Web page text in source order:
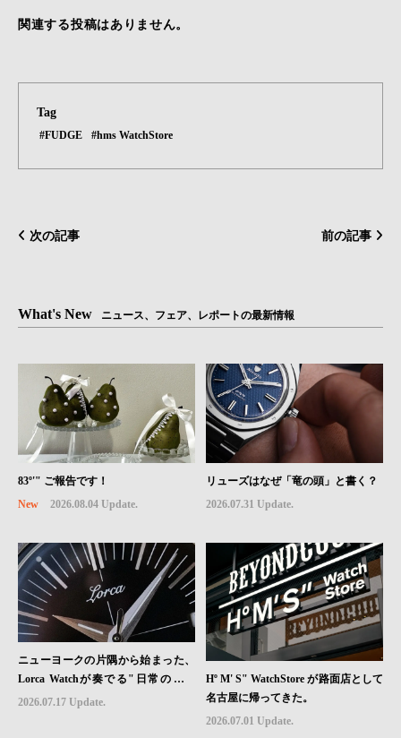
関連する投稿はありません。
Tag
#FUDGE #hms WatchStore
次の記事 前の記事
What's New ニュース、フェア、レポートの最新情報
83º'" ご報告です！
New
2026.08.04 Update.
リューズはなぜ「竜の頭」と書く？
2026.07.31 Update.
ニューヨークの片隅から始まった、
Lorca Watchが奏でる"日常のロマ
ン"｜Brand Picks #08
2026.07.17 Update.
Hº M' S" WatchStore が路面店として
名古屋に帰ってきた。
2026.07.01 Update.